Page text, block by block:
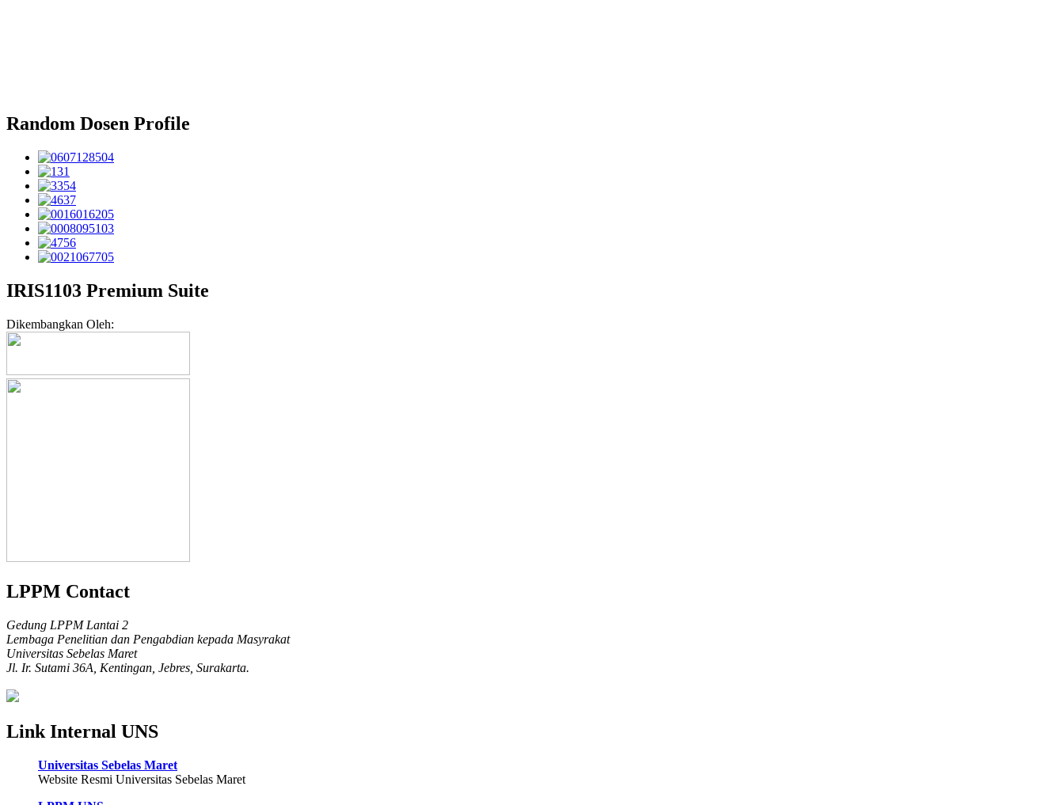
Random Dosen Profile
IRIS1103 Premium Suite
Dikembangkan Oleh:
LPPM Contact
Gedung LPPM Lantai 2
Lembaga Penelitian dan Pengabdian kepada Masyrakat
Universitas Sebelas Maret
Jl. Ir. Sutami 36A, Kentingan, Jebres, Surakarta.
Link Internal UNS
Universitas Sebelas Maret
Website Resmi Universitas Sebelas Maret